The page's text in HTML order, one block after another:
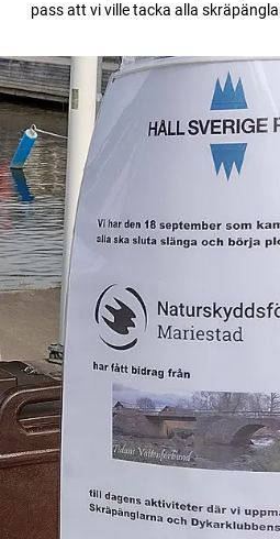
pass att vi ville tacka alla